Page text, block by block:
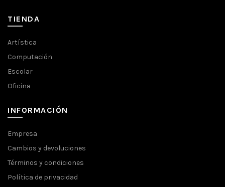
TIENDA
Artística
Computación
Escolar
Oficina
INFORMACIÓN
Empresa
Cambios y devoluciones
Términos y condiciones
Política de privacidad